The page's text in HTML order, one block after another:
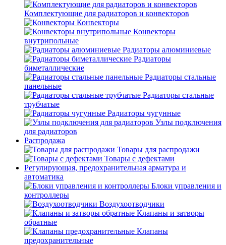
Комплектующие для радиаторов и конвекторов
Конвекторы
Конвекторы
внутрипольные
Радиаторы алюминиевые
Радиаторы
биметаллические
Радиаторы стальные
панельные
Радиаторы стальные
трубчатые
Радиаторы чугунные
Узлы подключения
для радиаторов
Распродажа
Товары для распродажи
Товары с дефектами
Регулирующая, предохранительная арматура и
автоматика
Блоки управления и
контроллеры
Воздухоотводчики
Клапаны и затворы
обратные
Клапаны
предохранительные